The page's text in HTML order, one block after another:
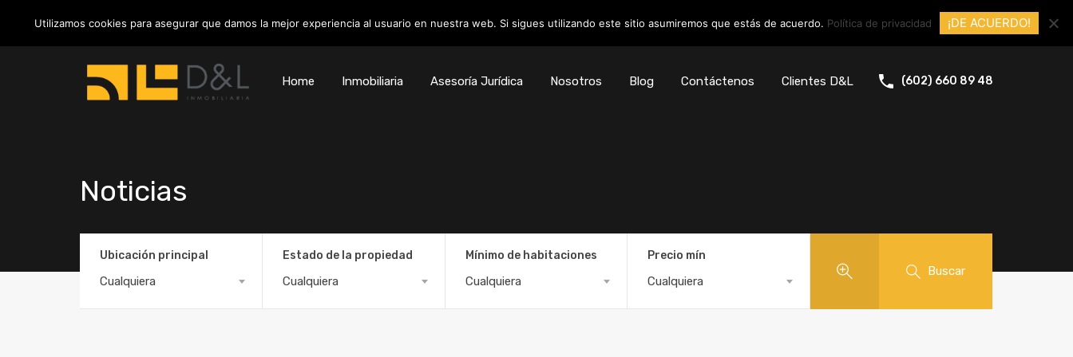
Home Inmobiliaria Asesoría Jurídica Nosotros Blog Contáctenos Clientes D&L (602) 660 89 48
Noticias
Ubicación principal
Cualquiera
Estado de la propiedad
Cualquiera
Mínimo de habitaciones
Cualquiera
Precio mín
Cualquiera
Buscar
Utilizamos cookies para asegurar que damos la mejor experiencia al usuario en nuestra web. Si sigues utilizando este sitio asumiremos que estás de acuerdo. Política de privacidad ¡DE ACUERDO!